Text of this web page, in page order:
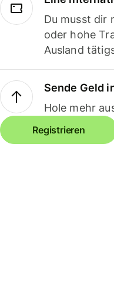
Du musst dir
oder hohe
Ausland
Sende Geld
Hole mehr
Registrieren